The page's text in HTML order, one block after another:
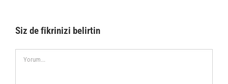
Siz de fikrinizi belirtin
Comment